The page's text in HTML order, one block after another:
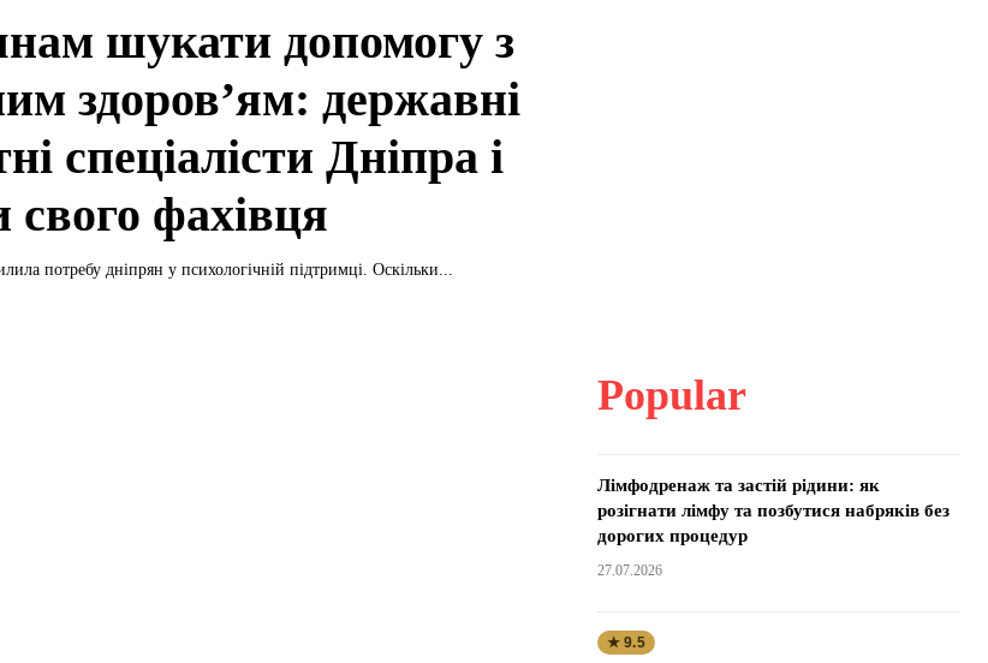
шукати допомогу з
здоров’ям: державні
спеціалісти Дніпра і
свого фахівця
потребу дніпрян у психологічній підтримці. Оскільки...
Popular
Лімфодренаж та застій рідини: як
розігнати лімфу та позбутися набряків без
дорогих процедур
27.07.2026
★ 9.5